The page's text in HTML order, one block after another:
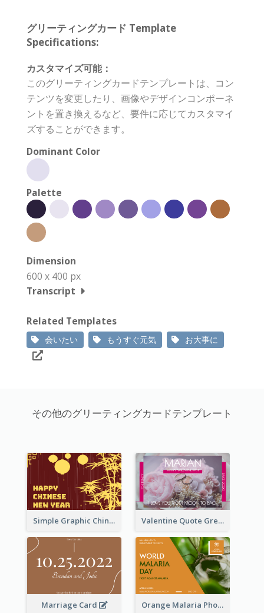
グリーティングカード Template
Specifications:
カスタマイズ可能：
このグリーティングカードテンプレートは、コン
テンツを変更したり、画像やデザインコンポーネ
ントを置き換えるなど、要件に応じてカスタマイ
ズすることができます。
Dominant Color
Palette
Dimension
600 x 400 px
Transcript
Related Templates
会いたい もうすぐ元気 お大事に
その他のグリーティングカードテンプレート
Simple Graphic Chinese New Year In Red And Yellow Valentine Quote Greeting Card
Marriage Card Orange Malaria Photo World Malaria Day Greeting Card